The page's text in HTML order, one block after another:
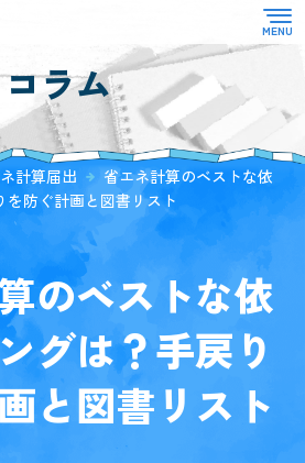
対応業務
省エネ適合性判定
住宅性能評価
CASBEE
コラム
計算届出
省エネ計算のベストな依
防ぐ計画と図書リスト
のベストな依
グは？手戻り
と図書リスト